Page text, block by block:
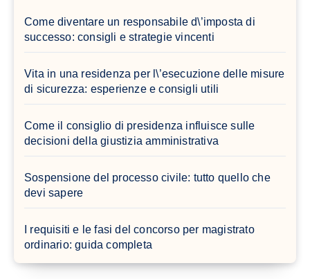
Come diventare un responsabile d\’imposta di
successo: consigli e strategie vincenti
Vita in una residenza per l\’esecuzione delle misure
di sicurezza: esperienze e consigli utili
Come il consiglio di presidenza influisce sulle
decisioni della giustizia amministrativa
Sospensione del processo civile: tutto quello che
devi sapere
I requisiti e le fasi del concorso per magistrato
ordinario: guida completa